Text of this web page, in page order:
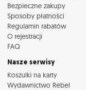
Bezpieczne zakupy
Sposoby płatności
Regulamin rabatów
O rejestracji
FAQ
Nasze serwisy
Koszulki na karty
Wydawnictwo Rebel